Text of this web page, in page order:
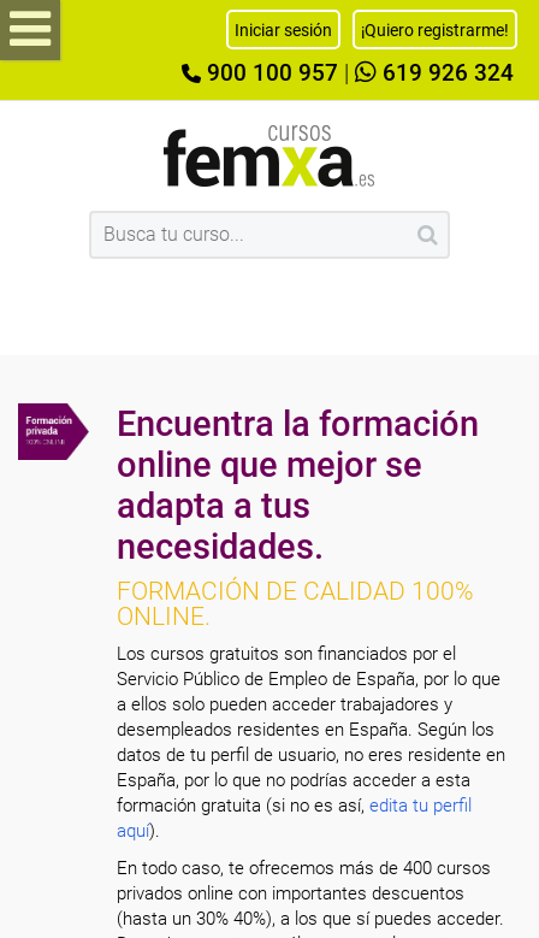
Iniciar sesión ¡Quiero registrarme!
900 100 957 619 926 324
Encuentra la formación
online que mejor se
adapta a tus
necesidades.
FORMACIÓN DE CALIDAD 100%
ONLINE.
Los cursos gratuitos son financiados por el
Servicio Público de Empleo de España, por lo que
a ellos solo pueden acceder trabajadores y
desempleados residentes en España. Según los
datos de tu perfil de usuario, no eres residente en
España, por lo que no podrías acceder a esta
formación gratuita (si no es así,edita tu perfil
aquí).
En todo caso, te ofrecemos más de 400 cursos
privados online con importantes descuentos
(hasta un 30% 40%), a los que sí puedes acceder.